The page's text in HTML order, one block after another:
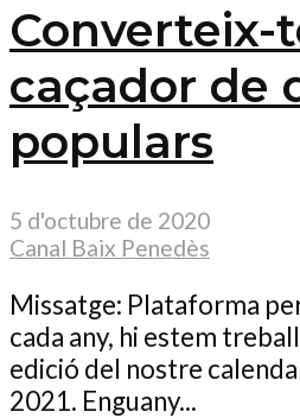
Converteix-
caçador de
populars
5 d'octubre de 2020
Canal Baix Penedès
Missatge: Plataforma
cada any, hi estem
edició del nostre
2021. Enguany...